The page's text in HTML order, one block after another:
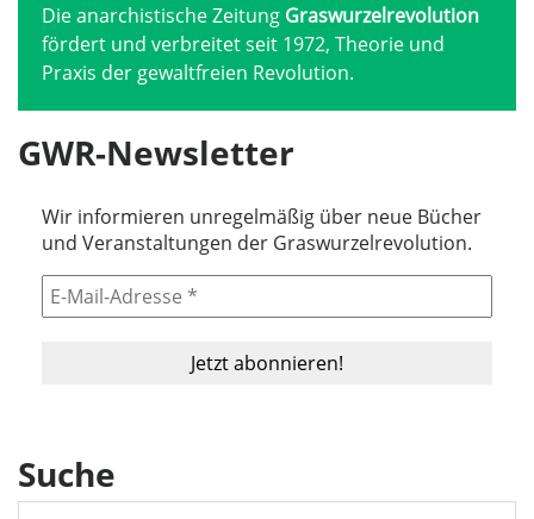
Die anarchistische Zeitung Graswurzelrevolution
fördert und verbreitet seit 1972, Theorie und
Praxis der gewaltfreien Revolution.
GWR-Newsletter
Wir informieren unregelmäßig über neue Bücher
und Veranstaltungen der Graswurzelrevolution.
Suche